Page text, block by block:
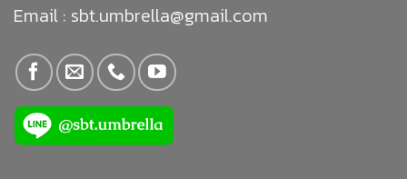
Email : sbt.umbrella@gmail.com